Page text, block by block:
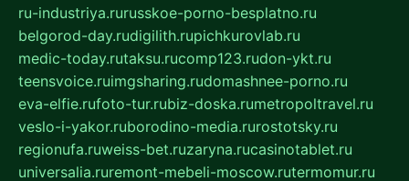
ru-industriya.rurusskoe-porno-besplatno.ru
belgorod-day.rudigilith.rupichkurovlab.ru
medic-today.rutaksu.rucomp123.rudon-ykt.ru
teensvoice.ruimgsharing.rudomashnee-porno.ru
eva-elfie.rufoto-tur.rubiz-doska.rumetropoltravel.ru
veslo-i-yakor.ruborodino-media.rurostotsky.ru
regionufa.ruweiss-bet.ruzaryna.rucasinotablet.ru
universalia.ruremont-mebeli-moscow.rutermomur.ru